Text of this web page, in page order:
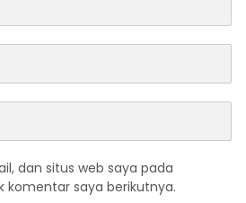
dan situs web saya pada
komentar saya berikutnya.